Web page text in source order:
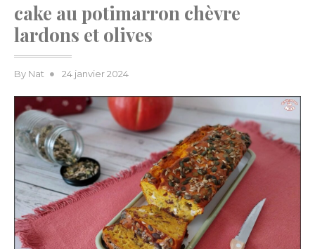
cake au potimarron chèvre
lardons et olives
By Nat
Posted
24 janvier 2024